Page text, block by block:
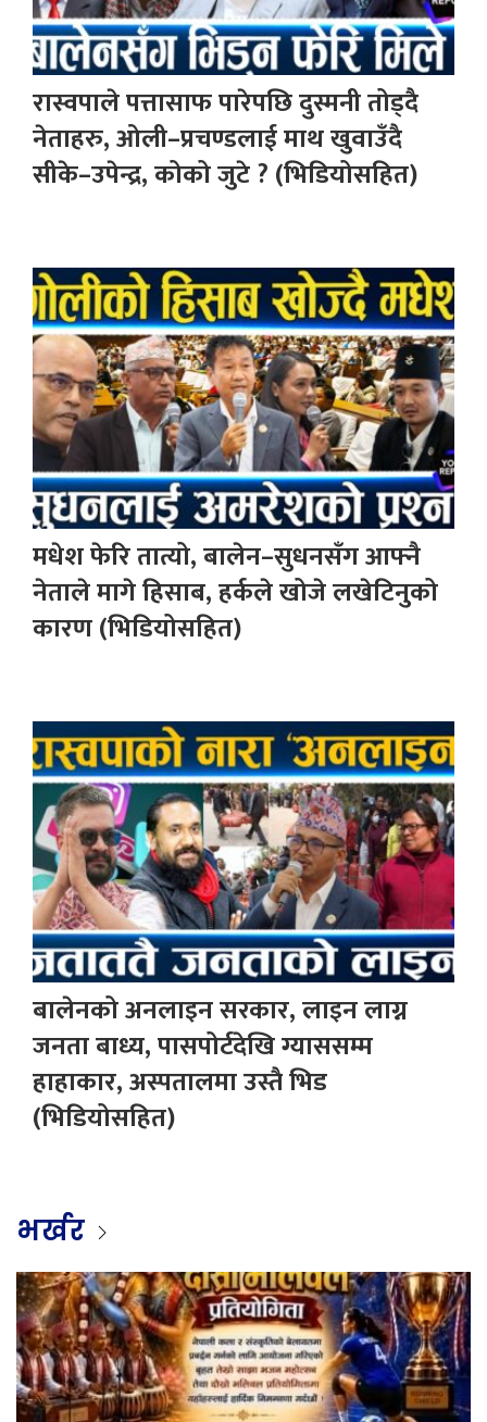
रास्वपाले पत्तासाफ पारेपछि दुस्मनी तोड्दै
नेताहरु, ओली–प्रचण्डलाई माथ खुवाउँदै
सीके–उपेन्द्र, कोको जुटे ? (भिडियोसहित)
मधेश फेरि तात्यो, बालेन–सुधनसँग आफ्नै
नेताले मागे हिसाब, हर्कले खोजे लखेटिनुको
कारण (भिडियोसहित)
बालेनको अनलाइन सरकार, लाइन लाग्न
जनता बाध्य, पासपोर्टदेखि ग्याससम्म
हाहाकार, अस्पतालमा उस्तै भिड
(भिडियोसहित)
भर्खर